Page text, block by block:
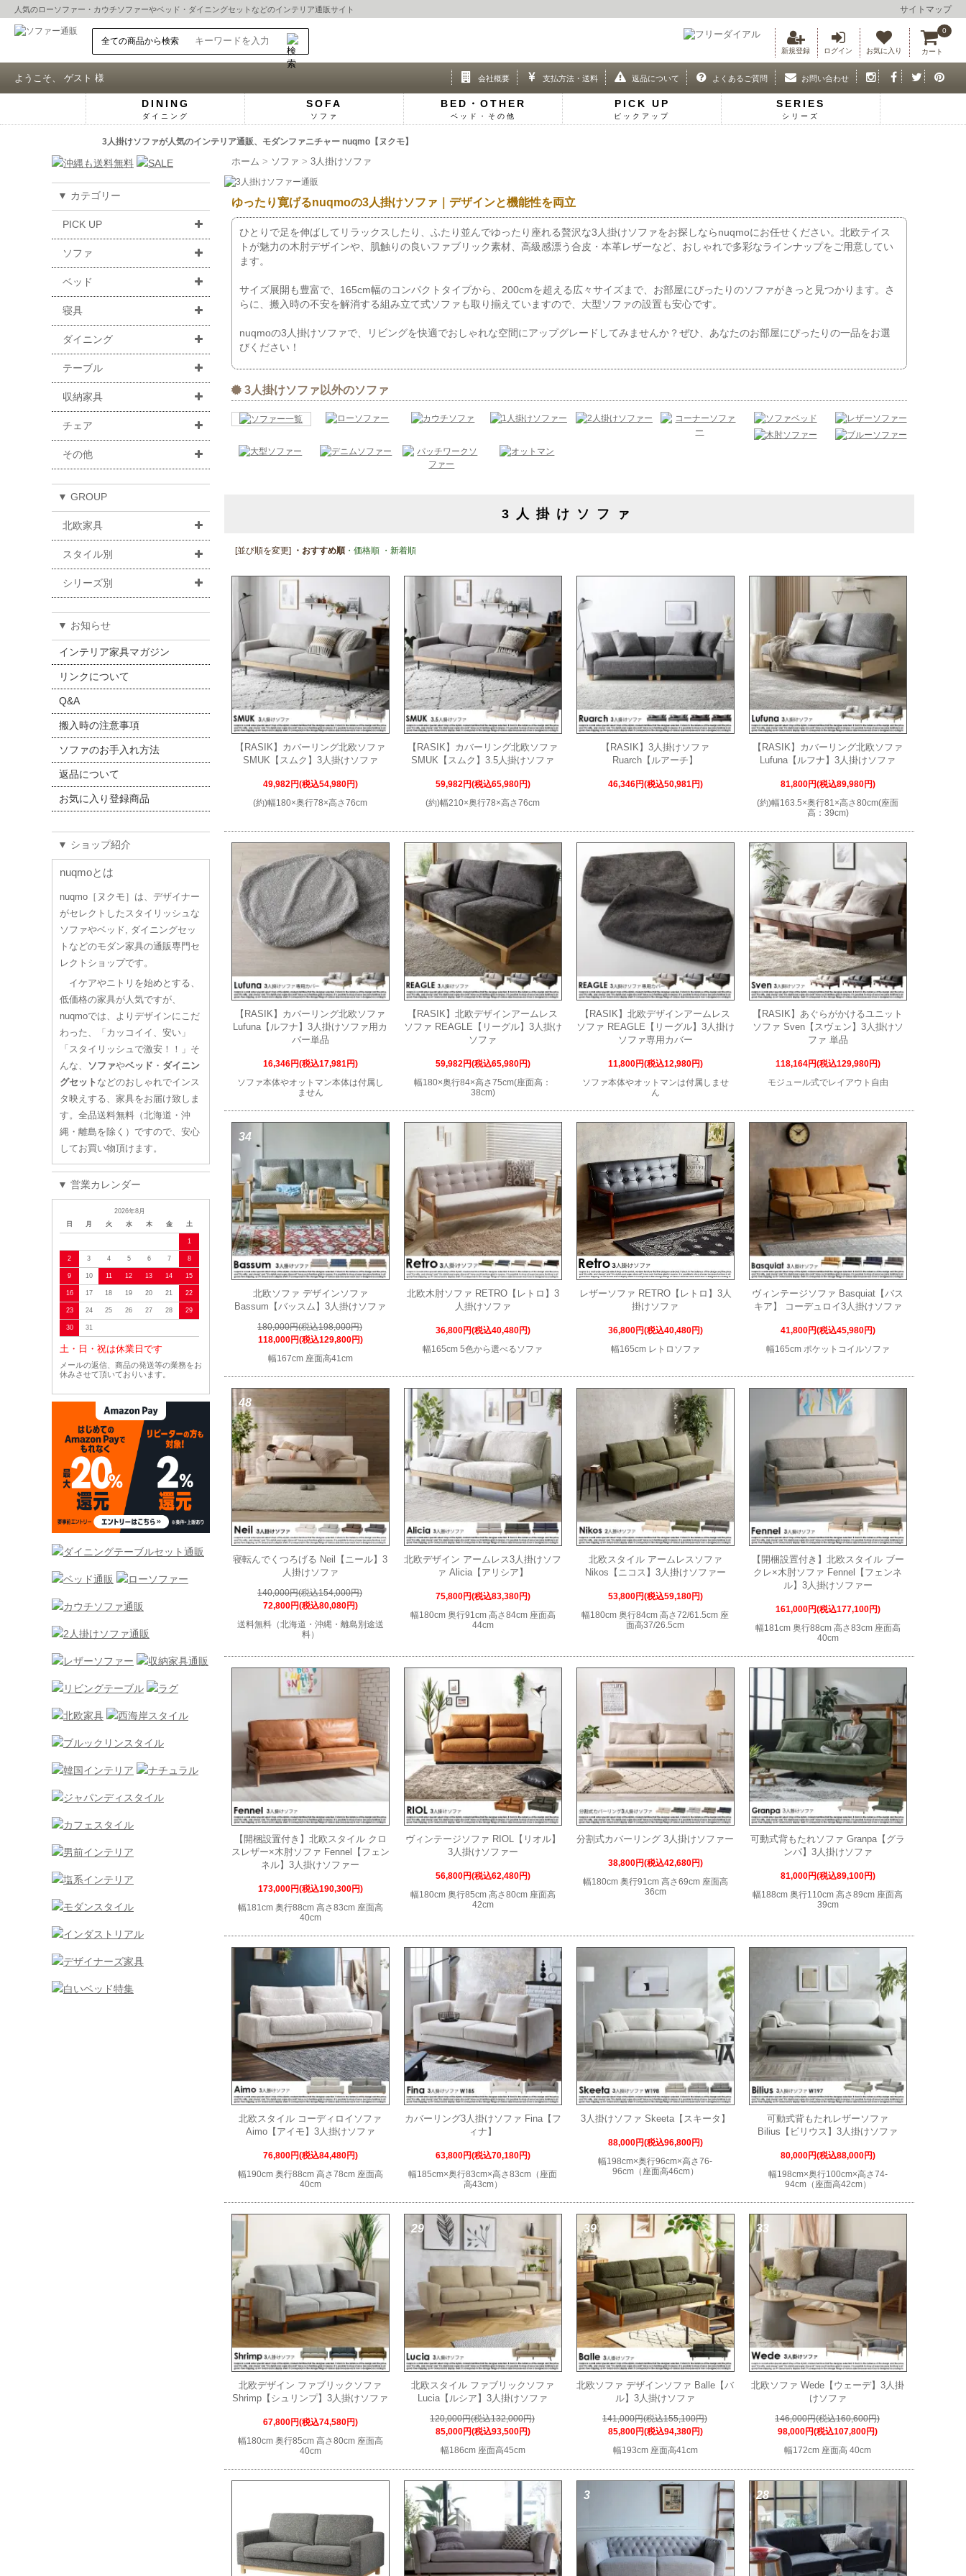
人気のローソファー ・ カウチソファーやベッド ・ ダイニングセット などのインテリア通販サイト サイトマップ
新規登録 ログイン お気に入り カート
0
ようこそ、 ゲスト 様 会社概要 支払方法・送料 返品について よくあるご質問 お問い合わせ
DINING
ダイニング
SOFA
ソファ
BED・OTHER
ベッド・その他
PICK UP
ピックアップ
SERIES
シリーズ
3人掛けソファが人気のインテリア通販、モダンファニチャー nuqmo【ヌクモ】
▼ カテゴリー
PICK UP
ソファ
ベッド
寝具
ダイニング
テーブル
収納家具
チェア
その他
▼ GROUP
北欧家具
スタイル別
シリーズ別
▼ お知らせ
インテリア家具マガジン
リンクについて
Q&A
搬入時の注意事項
ソファのお手入れ方法
返品について
お気に入り登録商品
▼ ショップ紹介
nuqmoとは
nuqmo［ヌクモ］は、デザイナー
がセレクトしたスタイリッシュな
ソファやベッド, ダイニングセッ
トなどのモダン家具の通販専門セ
レクトショップです。
イケアやニトリを始めとする、
低価格の家具が人気ですが、
nuqmoでは、よりデザインにこだ
わった、「カッコイイ、安い」
「スタイリッシュで激安！！」そ
んな、 ソファやベッド ・ ダイニン
グセット などのおしゃれでインス
タ映えする、家具をお届け致しま
す。全品送料無料（北海道・沖
縄・離島を除く）ですので、安心
してお買い物頂けます。
▼ 営業カレンダー
2026年8月
日
月 火 水 木 金 土
1
2 3 4 5 6 7 8
9 10 11 12 13 14 15
16 17 18 19 20 21 22
23 24 25 26 27 28 29
30 31
土・日・祝は休業日です
メールの返信、商品の発送等の業務をお
休みさせて頂いておりいます。
ホーム ソファ 3人掛けソファ
ゆったり寛げるnuqmoの3人掛けソファ｜デザインと機能性を両立
ひとりで足を伸ばしてリラックスしたり、ふたり並んでゆったり座れる贅沢な3人掛けソファをお探しならnuqmoにお任せください。北欧テイス
トが魅力の木肘デザインや、肌触りの良いファブリック素材、高級感漂う合皮・本革レザーなど、おしゃれで多彩なラインナップをご用意してい
ます。
サイズ展開も豊富で、165cm幅のコンパクトタイプから、200cmを超える広々サイズまで、お部屋にぴったりのソファがきっと見つかります。さ
らに、搬入時の不安を解消する組み立て式ソファも取り揃えていますので、大型ソファの設置も安心です。
nuqmoの3人掛けソファで、リビングを快適でおしゃれな空間にアップグレードしてみませんか？ぜひ、あなたのお部屋にぴったりの一品をお選
びください！
3人掛けソファ以外のソファ
3人掛けソファ
[並び順を変更] ・おすすめ順 ・価格順 ・新着順
【RASIK】カバーリング北欧ソファ
SMUK【スムク】3人掛けソファ
49,982円(税込54,980円)
(約)幅180×奥行78×高さ76cm
【RASIK】カバーリング北欧ソファ
SMUK【スムク】3.5人掛けソファ
59,982円(税込65,980円)
(約)幅210×奥行78×高さ76cm
【RASIK】3人掛けソファ
Ruarch【ルアーチ】
46,346円(税込50,981円)
【RASIK】カバーリング北欧ソファ
Lufuna【ルフナ】3人掛けソファ
81,800円(税込89,980円)
(約)幅163.5×奥行81×高さ80cm(座面
高：39cm)
【RASIK】カバーリング北欧ソファ
Lufuna【ルフナ】3人掛けソファ用カ
バー単品
16,346円(税込17,981円)
ソファ本体やオットマン本体は付属し
ません
【RASIK】北欧デザインアームレス
ソファ REAGLE【リーグル】3人掛け
ソファ
59,982円(税込65,980円)
幅180×奥行84×高さ75cm(座面高：
38cm)
【RASIK】北欧デザインアームレス
ソファ REAGLE【リーグル】3人掛け
ソファ専用カバー
11,800円(税込12,980円)
ソファ本体やオットマンは付属しませ
ん
【RASIK】あぐらがかけるユニット
ソファ Sven【スヴェン】3人掛けソ
ファ 単品
118,164円(税込129,980円)
モジュール式でレイアウト自由
34
北欧ソファ デザインソファ
Bassum【バッスム】3人掛けソファ
180,000円(税込198,000円)
118,000円(税込129,800円)
幅167cm 座面高41cm
北欧木肘ソファ RETRO【レトロ】3
人掛けソファ
36,800円(税込40,480円)
幅165cm 5色から選べるソファ
レザーソファ RETRO【レトロ】3人
掛けソファ
36,800円(税込40,480円)
幅165cm レトロソファ
ヴィンテージソファ Basquiat【バス
キア】 コーデュロイ3人掛けソファ
41,800円(税込45,980円)
幅165cm ポケットコイルソファ
48
寝転んでくつろげる Neil【ニール】3
人掛けソファ
140,000円(税込154,000円)
72,800円(税込80,080円)
送料無料（北海道・沖縄・離島別途送
料）
北欧デザイン アームレス3人掛けソフ
ァ Alicia【アリシア】
75,800円(税込83,380円)
幅180cm 奥行91cm 高さ84cm 座面高
44cm
北欧スタイル アームレスソファ
Nikos【ニコス】3人掛けソファー
53,800円(税込59,180円)
幅180cm 奥行84cm 高さ72/61.5cm 座
面高37/26.5cm
【開梱設置付き】北欧スタイル ブー
クレ×木肘ソファ Fennel【フェンネ
ル】3人掛けソファー
161,000円(税込177,100円)
幅181cm 奥行88cm 高さ83cm 座面高
40cm
【開梱設置付き】北欧スタイル クロ
スレザー×木肘ソファ Fennel【フェン
ネル】3人掛けソファー
173,000円(税込190,300円)
幅181cm 奥行88cm 高さ83cm 座面高
40cm
ヴィンテージソファ RIOL【リオル】
3人掛けソファー
56,800円(税込62,480円)
幅180cm 奥行85cm 高さ80cm 座面高
42cm
分割式カバーリング 3人掛けソファー
38,800円(税込42,680円)
幅180cm 奥行91cm 高さ69cm 座面高
36cm
可動式背もたれソファ Granpa【グラ
ンパ】3人掛けソファ
81,000円(税込89,100円)
幅188cm 奥行110cm 高さ89cm 座面高
39cm
北欧スタイル コーディロイソファ
Aimo【アイモ】3人掛けソファ
76,800円(税込84,480円)
幅190cm 奥行88cm 高さ78cm 座面高
40cm
カバーリング3人掛けソファ Fina【フ
ィナ】
63,800円(税込70,180円)
幅185cm×奥行83cm×高さ83cm（座面
高43cm）
3人掛けソファ Skeeta【スキータ】
88,000円(税込96,800円)
幅198cm×奥行96cm×高さ76-
96cm（座面高46cm）
可動式背もたれレザーソファ
Bilius【ビリウス】3人掛けソファ
80,000円(税込88,000円)
幅198cm×奥行100cm×高さ74-
94cm（座面高42cm）
北欧デザイン ファブリックソファ
Shrimp【シュリンプ】3人掛けソファ
67,800円(税込74,580円)
幅180cm 奥行85cm 高さ80cm 座面高
40cm
29
北欧スタイル ファブリックソファ
Lucia【ルシア】3人掛けソファ
120,000円(税込132,000円)
85,000円(税込93,500円)
幅186cm 座面高45cm
39
北欧ソファ デザインソファ Balle【バ
ル】3人掛けソファ
141,000円(税込155,100円)
85,800円(税込94,380円)
幅193cm 座面高41cm
33
北欧ソファ Wede【ウェーデ】3人掛
けソファ
146,000円(税込160,600円)
98,000円(税込107,800円)
幅172cm 座面高 40cm
33 3 28